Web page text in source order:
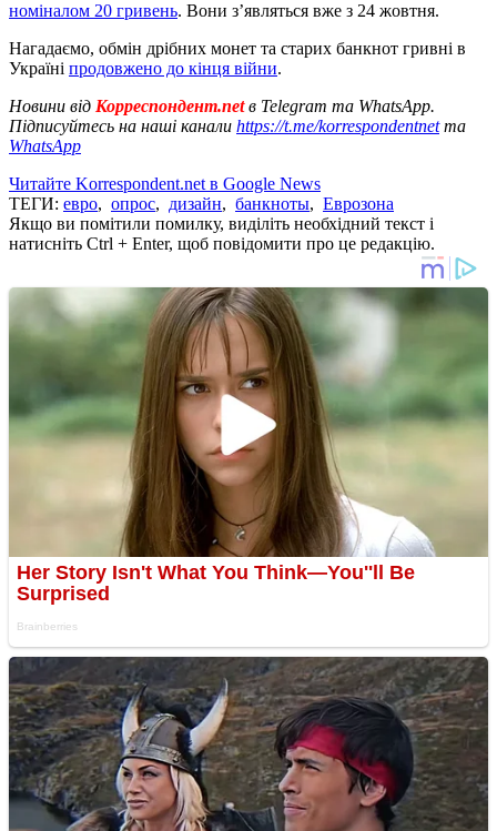
номіналом 20 гривень. Вони з’являться вже з 24 жовтня.
Нагадаємо, обмін дрібних монет та старих банкнот гривні в
Україні продовжено до кінця війни.
Новини від Корреспондент.netв Telegram та WhatsApp.
Підписуйтесь на наші канали https://t.me/korrespondentnetта
WhatsApp
Читайте Korrespondent.net в Google News
ТЕГИ: евро, опрос, дизайн, банкноты, Еврозона
Якщо ви помітили помилку, виділіть необхідний текст і
натисніть Ctrl + Enter, щоб повідомити про це редакцію.